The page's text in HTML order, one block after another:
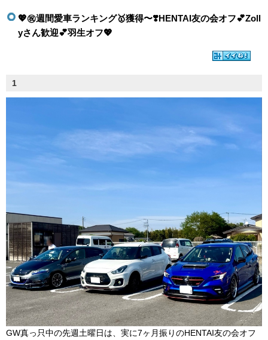
💖㊗️週間愛車ランキング🥇獲得〜❣️HENTAI友の会オフ💕Zoll
yさん歓迎💕羽生オフ💖
1
GW真っ只中の先週土曜日は、実に7ヶ月振りのHENTAI友の会オフ